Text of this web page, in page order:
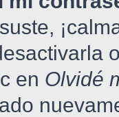
en Olvidé